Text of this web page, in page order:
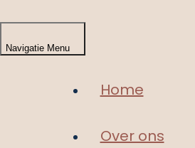
Navigatie Menu
Home
Over ons